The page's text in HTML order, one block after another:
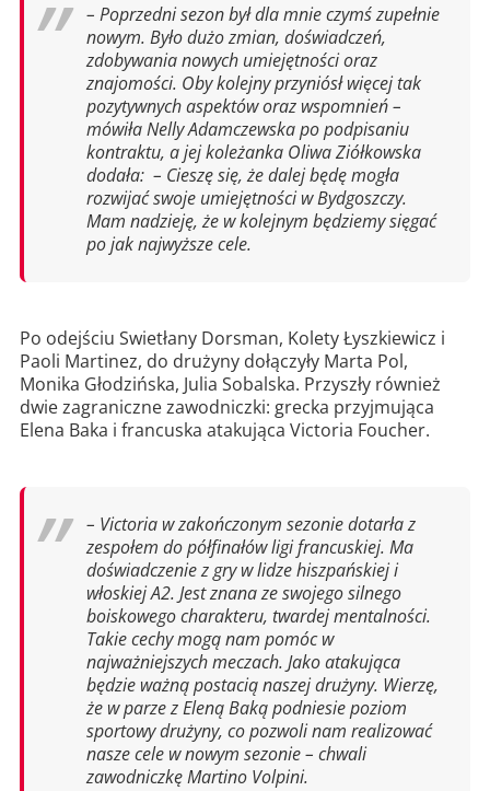
– Poprzedni sezon był dla mnie czymś zupełnie
nowym. Było dużo zmian, doświadczeń,
zdobywania nowych umiejętności oraz
znajomości. Oby kolejny przyniósł więcej tak
pozytywnych aspektów oraz wspomnień –
mówiła Nelly Adamczewska po podpisaniu
kontraktu, a jej koleżanka Oliwa Ziółkowska
dodała: – Cieszę się, że dalej będę mogła
rozwijać swoje umiejętności w Bydgoszczy.
Mam nadzieję, że w kolejnym będziemy sięgać
po jak najwyższe cele.
Po odejściu Swietłany Dorsman, Kolety Łyszkiewicz i
Paoli Martinez, do drużyny dołączyły Marta Pol,
Monika Głodzińska, Julia Sobalska. Przyszły również
dwie zagraniczne zawodniczki: grecka przyjmująca
Elena Baka i francuska atakująca Victoria Foucher.
– Victoria w zakończonym sezonie dotarła z
zespołem do półfinałów ligi francuskiej. Ma
doświadczenie z gry w lidze hiszpańskiej i
włoskiej A2. Jest znana ze swojego silnego
boiskowego charakteru, twardej mentalności.
Takie cechy mogą nam pomóc w
najważniejszych meczach. Jako atakująca
będzie ważną postacią naszej drużyny. Wierzę,
że w parze z Eleną Baką podniesie poziom
sportowy drużyny, co pozwoli nam realizować
nasze cele w nowym sezonie – chwali
zawodniczkę Martino Volpini.